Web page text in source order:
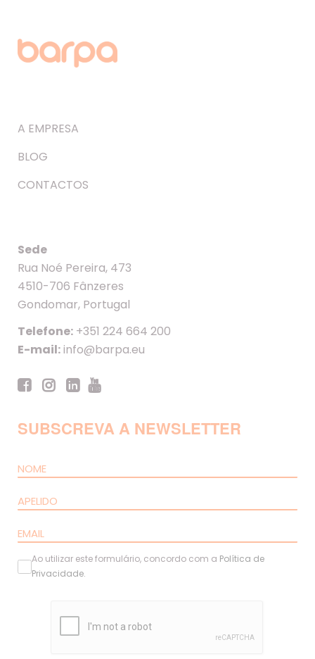
A EMPRESA
BLOG
CONTACTOS
Sede
Rua Noé Pereira, 473
4510-706 Fânzeres
Gondomar, Portugal
Telefone: +351 224 664 200
E-mail:info@barpa.eu
SUBSCREVA A NEWSLETTER
Ao utilizar este formulário, concordo com a Política de
Privacidade.